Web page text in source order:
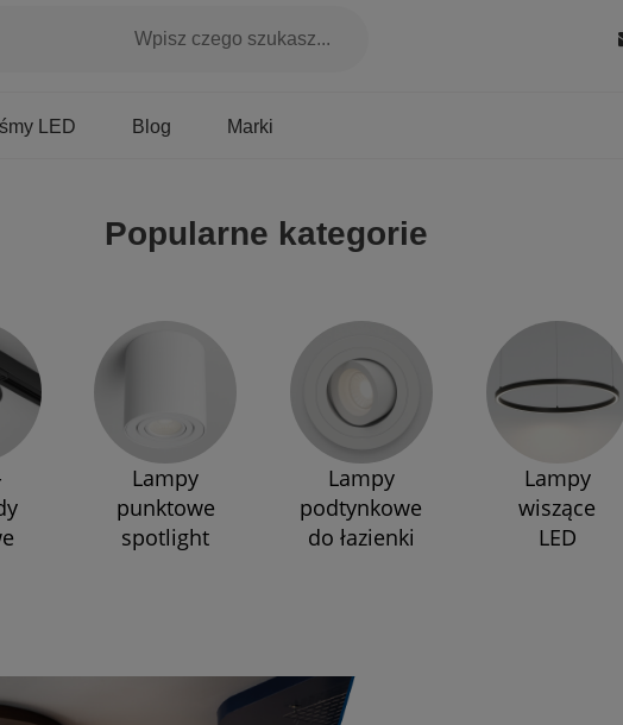
Blog
LED Marki
Popularne kategorie
Lampy
punktowe
spotlight
Lampy
podtynkowe
do łazienki
Lampy
wiszące
LED